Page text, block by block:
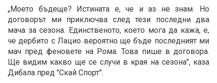
„Моето бъдеще? Истината е, че и аз не знам. Но
договорът ми приключва след тези последни два
мача за сезона. Единственото, което мога да кажа, е,
че дербито с Лацио вероятно ще бъде последният ми
мач пред феновете на Рома. Това пише в договора.
Ще видим какво ще се случи в края на сезона", каза
Дибала пред "Скай Спорт".